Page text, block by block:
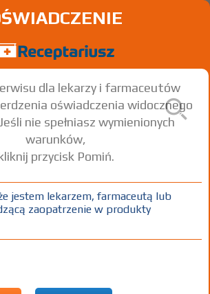
G.L. Pharma
mg 10 szt. Doustnie
dla lekarzy i farmaceutów
oświadczenia widocznego
nie spełniasz wymienionych
warunków,
przycisk Pomiń.
jestem lekarzem, farmaceutą lub
zaopatrzenie w produkty